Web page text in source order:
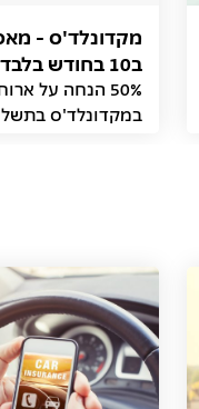
מקדונלד'ס -
ב10 בחודש בלבד
במקדונלד'ס